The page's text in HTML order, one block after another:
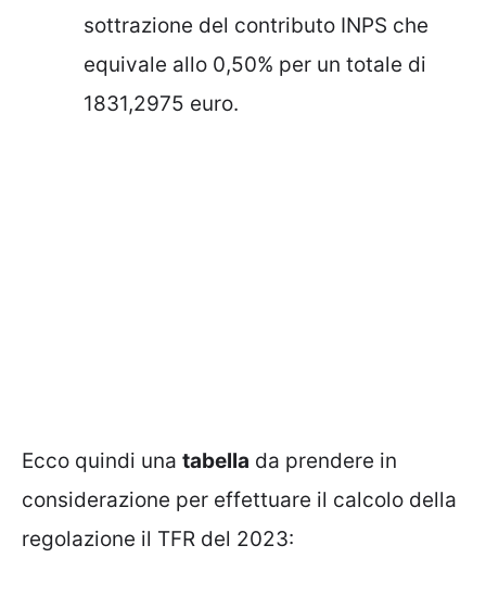
sottrazione del contributo INPS che
equivale allo 0,50% per un totale di
1831,2975 euro.
Ecco quindi una tabella da prendere in
considerazione per effettuare il calcolo della
regolazione il TFR del 2023: